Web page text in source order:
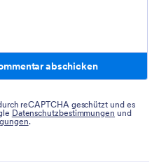
abschicken
reCAPTCHA geschützt und es
Datenschutzbestimmungen und
.